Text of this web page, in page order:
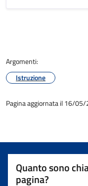
Argomenti:
Istruzione
Pagina aggiornata il 16/
Quanto sono
pagina?